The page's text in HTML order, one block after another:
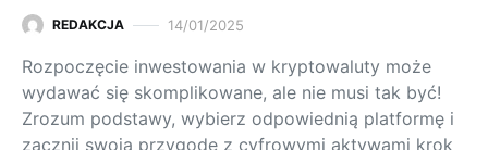
REDAKCJA 14/01/2025
Rozpoczęcie inwestowania w kryptowaluty może
wydawać się skomplikowane, ale nie musi tak być!
Zrozum podstawy, wybierz odpowiednią platformę i
zacznij swoją przygodę z cyfrowymi aktywami krok